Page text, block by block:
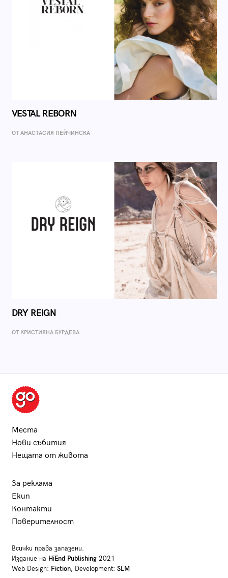
VESTAL REBORN
ОТ AНАСТАСИЯ ПЕЙЧИНСКА
DRY REIGN
ОТ КРИСТИЯНА БУРДЕВА
Места
Нови събития
Нещата от живота
За реклама
Екип
Контакти
Поверителност
Всички права запазени.
Издание на HiEnd Publishing2021
Web Design: Fiction, Development: SLM